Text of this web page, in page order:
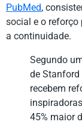
PubMed,
social e o
a continuidade.
Segundo
de
recebem
45% maior